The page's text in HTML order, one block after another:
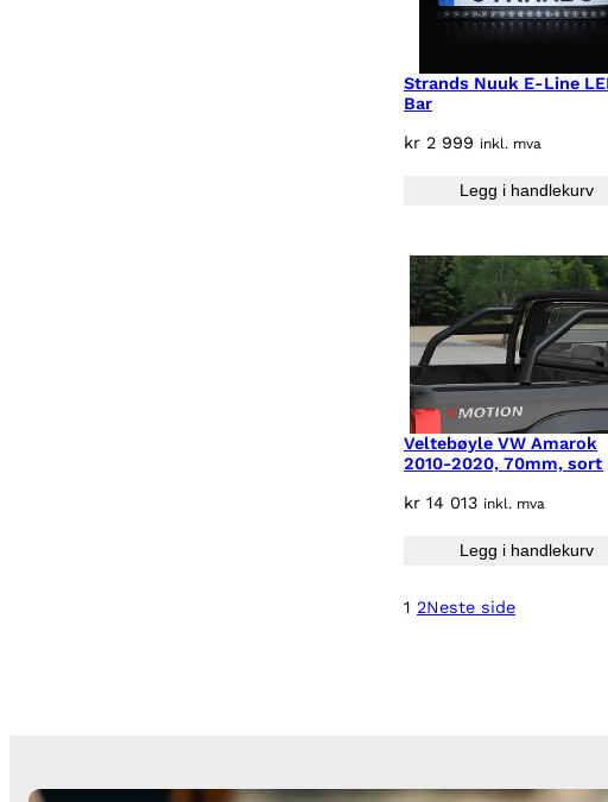
Strands Nuuk E-Line
Bar
kr 2 999 inkl. mva
Legg i handlekurv
Veltebøyle VW Amarok
2010-2020, 70mm, sort
kr 14 013 inkl. mva
Legg i handlekurv
1 2Neste side